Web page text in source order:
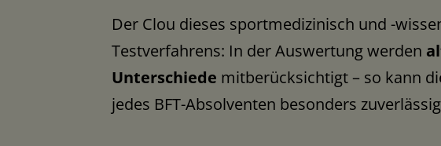
Der Clou dieses sportmedizinisch und -
Testverfahrens: In der Auswertung werden
Unterschiede mitberücksichtigt – so kann
jedes BFT-Absolventen besonders